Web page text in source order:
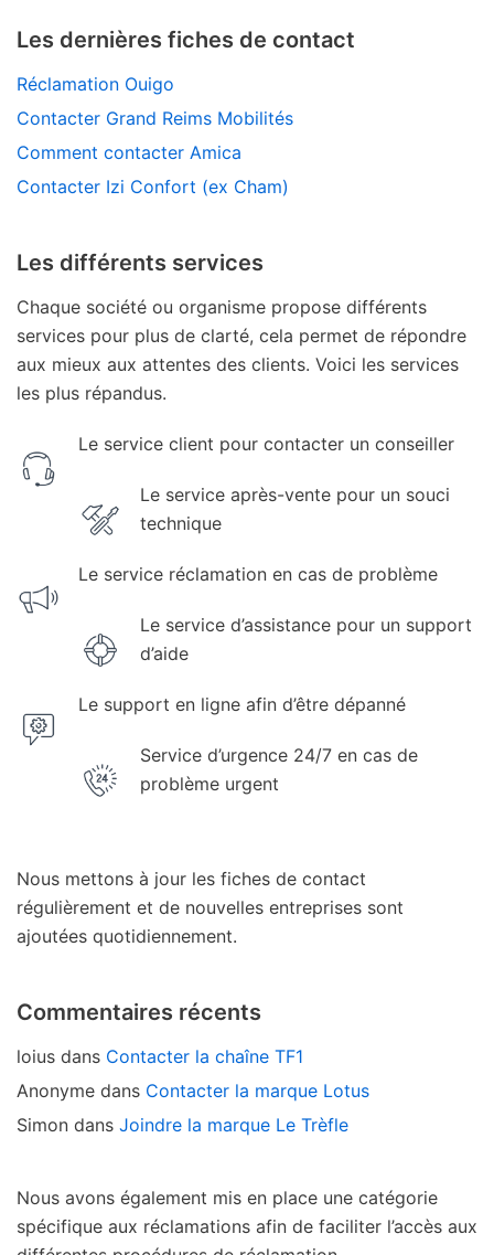
Les dernières fiches de contact
Réclamation Ouigo
Contacter Grand Reims Mobilités
Comment contacter Amica
Contacter Izi Confort (ex Cham)
Les différents services
Chaque société ou organisme propose différents
services pour plus de clarté, cela permet de répondre
aux mieux aux attentes des clients. Voici les services
les plus répandus.
Le service client pour contacter un conseiller
Le service après-vente pour un souci
technique
Le service réclamation en cas de problème
Le service d’assistance pour un support
d’aide
Le support en ligne afin d’être dépanné
Service d’urgence 24/7 en cas de
problème urgent
Nous mettons à jour les fiches de contact
régulièrement et de nouvelles entreprises sont
ajoutées quotidiennement.
Commentaires récents
loius dans Contacter la chaîne TF1
Anonyme dans Contacter la marque Lotus
Simon dans Joindre la marque Le Trèfle
Nous avons également mis en place une catégorie
spécifique aux réclamations afin de faciliter l’accès aux